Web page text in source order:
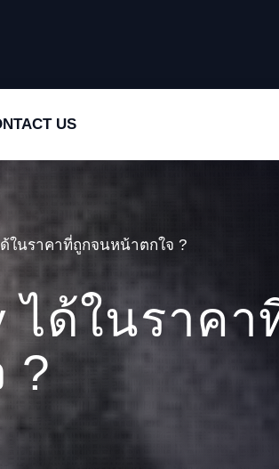
US
ในราคาที่ถูกจนหน้าตกใจ ?
ได้ในราค
?